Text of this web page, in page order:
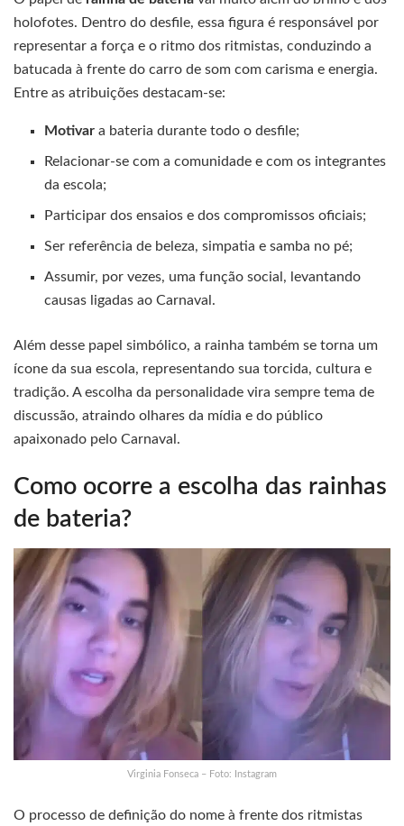
holofotes. Dentro do desfile, essa figura é responsável por
representar a força e o ritmo dos ritmistas, conduzindo a
batucada à frente do carro de som com carisma e energia.
Entre as atribuições destacam-se:
Motivar a bateria durante todo o desfile;
Relacionar-se com a comunidade e com os integrantes
da escola;
Participar dos ensaios e dos compromissos oficiais;
Ser referência de beleza, simpatia e samba no pé;
Assumir, por vezes, uma função social, levantando
causas ligadas ao Carnaval.
Além desse papel simbólico, a rainha também se torna um
ícone da sua escola, representando sua torcida, cultura e
tradição. A escolha da personalidade vira sempre tema de
discussão, atraindo olhares da mídia e do público
apaixonado pelo Carnaval.
Como ocorre a escolha das rainhas
de bateria?
Virginia Fonseca – Foto: Instagram
O processo de definição do nome à frente dos ritmistas